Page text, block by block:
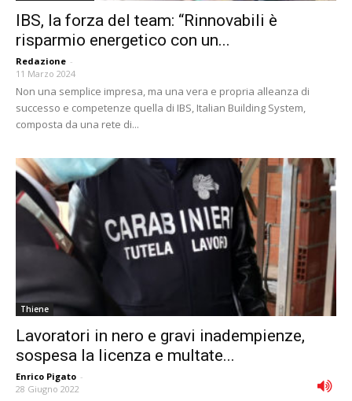
IBS, la forza del team: “Rinnovabili è
risparmio energetico con un...
Redazione -
11 Marzo 2024
Non una semplice impresa, ma una vera e propria alleanza di
successo e competenze quella di IBS, Italian Building System,
composta da una rete di...
Thiene
Lavoratori in nero e gravi inadempienze,
sospesa la licenza e multate...
Enrico Pigato -
28 Giugno 2022